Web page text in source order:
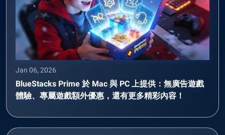
Jan 06, 2026
BlueStacks Prime 於 Mac 與 PC 上提供：無廣告遊戲
體驗、專屬遊戲額外優惠，還有更多精彩內容！